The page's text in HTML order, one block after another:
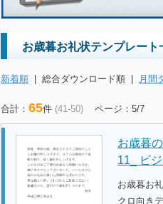
お歳暮お礼状テンプレート
新着順 | 総合ダウンロード順 | 月間
合計： 65件 (41-50) ページ：5/7
お歳暮
11_ ビ
お歳暮お
クロ向き